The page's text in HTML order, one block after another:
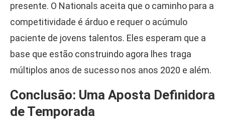
presente. O Nationals aceita que o caminho para a
competitividade é árduo e requer o acúmulo
paciente de jovens talentos. Eles esperam que a
base que estão construindo agora lhes traga
múltiplos anos de sucesso nos anos 2020 e além.
Conclusão: Uma Aposta Definidora
de Temporada